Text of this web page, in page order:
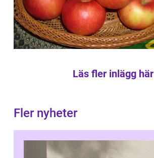
Läs fler inlägg här
Fler nyheter